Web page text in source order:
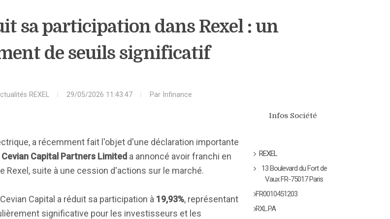
sa participation dans Rexel : un
de seuils significatif
REXEL 29/05/2026 11:43:47 Par Infinance
a récemment fait l'objet d'une déclaration importante
Cevian Capital Partners Limited a annoncé avoir franchi en
Rexel, suite à une cession d'actions sur le marché.
Capital a réduit sa participation à 19,93%, représentant
significative pour les investisseurs et les
Infos Société
REXEL
13 Boulevard du Fort de
Vaux FR-75017 Paris
FR0010451203
RXL.PA